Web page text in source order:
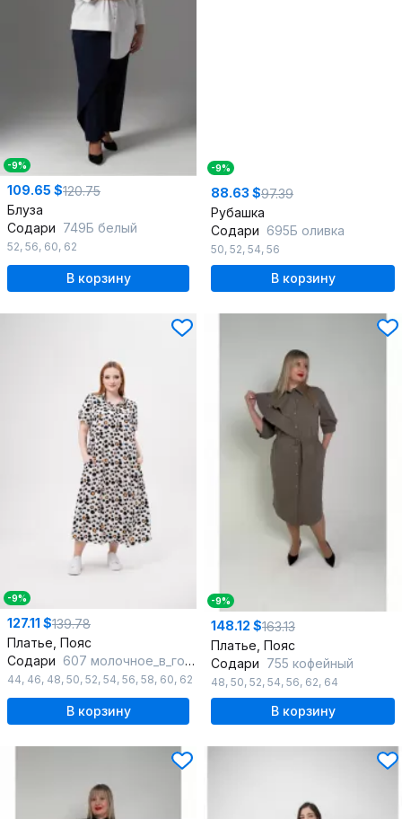
-9%
109.65 $120.75
Блуза
Содари 749Б белый
52, 56, 60, 62
В корзину
-9%
88.63 $97.39
Рубашка
Содари 695Б оливка
50, 52, 54, 56
В корзину
-9%
127.11 $139.78
Платье, Пояс
Содари 607 молочное_в_горошек
44, 46, 48, 50, 52, 54, 56, 58, 60, 62
В корзину
-9%
148.12 $163.13
Платье, Пояс
Содари 755 кофейный
48, 50, 52, 54, 56, 62, 64
В корзину